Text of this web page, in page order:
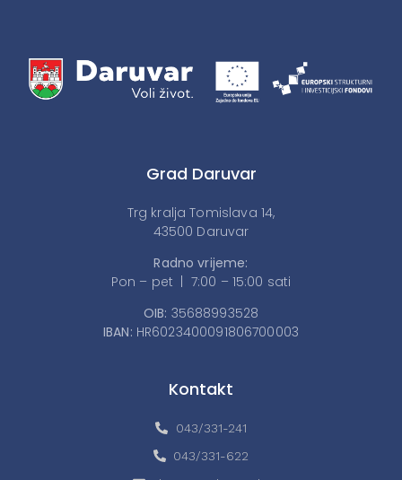
Grad Daruvar
Trg kralja Tomislava 14,
43500 Daruvar
Radno vrijeme:
Pon – pet | 7:00 – 15:00 sati
OIB: 35688993528
IBAN: HR6023400091806700003
Kontakt
043/331-241
043/331-622